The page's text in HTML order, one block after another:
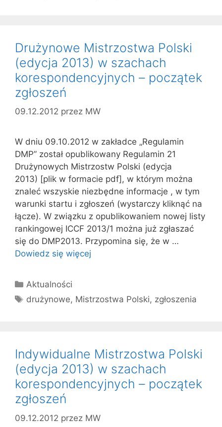
Drużynowe Mistrzostwa Polski
(edycja 2013) w szachach
korespondencyjnych – początek
zgłoszeń
09.12.2012 przez MW
W dniu 09.10.2012 w zakładce „Regulamin
DMP” został opublikowany Regulamin 21
Drużynowych Mistrzostw Polski (edycja
2013) [plik w formacie pdf], w którym można
znaleć wszyskie niezbędne informacje , w tym
warunki startu i zgłoszeń (wystarczy kliknąć na
łącze). W związku z opublikowaniem nowej listy
rankingowej ICCF 2013/1 można już zgłaszać
się do DMP2013. Przypomina się, że w …
Dowiedz się więcej
Kategorie
Aktualności
Tagi
drużynowe, Mistrzostwa Polski, zgłoszenia
Indywidualne Mistrzostwa Polski
(edycja 2013) w szachach
korespondencyjnych – początek
zgłoszeń
09.12.2012 przez MW